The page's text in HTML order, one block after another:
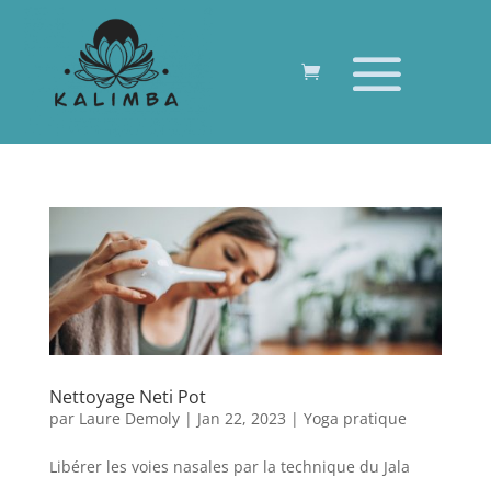
Nettoyage Neti Pot
par Laure Demoly| Jan 22, 2023 | Yoga pratique
Libérer les voies nasales par la technique du Jala